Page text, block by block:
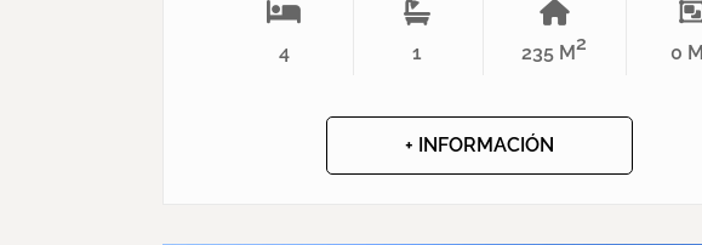
4 1 235 M2 0 M
+ INFORMACIÓN